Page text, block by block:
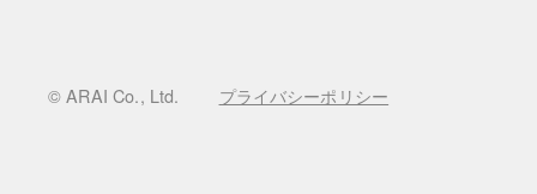
© ARAI Co., Ltd. プライバシーポリシー